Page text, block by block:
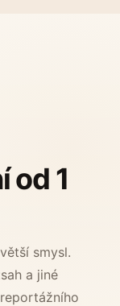
od 1
smysl.
a jiné